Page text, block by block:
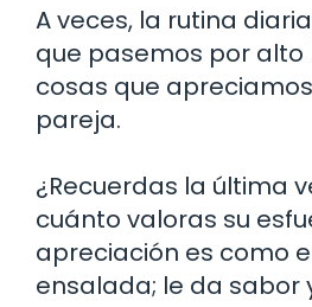
A veces, la rutina
que pasemos por alto
cosas que
pareja.
¿Recuerdas la última
cuánto valoras su
apreciación es como
ensalada; le da sabor